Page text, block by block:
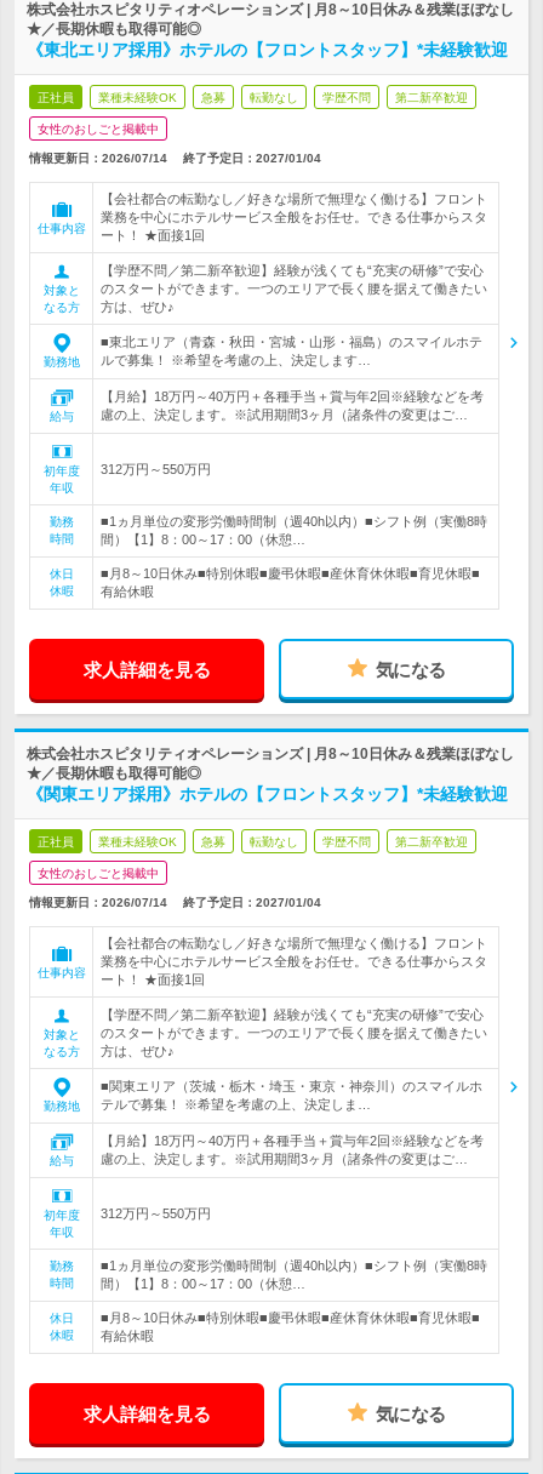
株式会社ホスピタリティオペレーションズ | 月8～10日休み＆残業ほぼなし
★／長期休暇も取得可能◎
《東北エリア採用》ホテルの【フロントスタッフ】*未経験歓迎
正社員 業種未経験OK 急募 転勤なし 学歴不問 第二新卒歓迎
女性のおしごと掲載中
情報更新日：2026/07/14 終了予定日： 2027/01/04
仕事内容
【会社都合の転勤なし／好きな場所で無理なく働ける】フロント
業務を中心にホテルサービス全般をお任せ。できる仕事からスタ
ート！ ★面接1回
対象と
なる方
【学歴不問／第二新卒歓迎】経験が浅くても“充実の研修”で安心
のスタートができます。一つのエリアで長く腰を据えて働きたい
方は、ぜひ♪
勤務地
■東北エリア（青森・秋田・宮城・山形・福島）のスマイルホテ
ルで募集！ ※希望を考慮の上、決定します…
給与
【月給】18万円～40万円＋各種手当＋賞与年2回※経験などを考
慮の上、決定します。※試用期間3ヶ月（諸条件の変更はご…
初年度
年収
312万円～550万円
勤務
時間
■1ヵ月単位の変形労働時間制（週40h以内）■シフト例（実働8時
間）【1】8：00～17：00（休憩…
休日
休暇
■月8～10日休み■特別休暇■慶弔休暇■産休育休休暇■育児休暇■
有給休暇
求人詳細を見る 気になる
株式会社ホスピタリティオペレーションズ | 月8～10日休み＆残業ほぼなし
★／長期休暇も取得可能◎
《関東エリア採用》ホテルの【フロントスタッフ】*未経験歓迎
正社員 業種未経験OK 急募 転勤なし 学歴不問 第二新卒歓迎
女性のおしごと掲載中
情報更新日：2026/07/14 終了予定日： 2027/01/04
仕事内容
【会社都合の転勤なし／好きな場所で無理なく働ける】フロント
業務を中心にホテルサービス全般をお任せ。できる仕事からスタ
ート！ ★面接1回
対象と
なる方
【学歴不問／第二新卒歓迎】経験が浅くても“充実の研修”で安心
のスタートができます。一つのエリアで長く腰を据えて働きたい
方は、ぜひ♪
勤務地
■関東エリア（茨城・栃木・埼玉・東京・神奈川）のスマイルホ
テルで募集！ ※希望を考慮の上、決定しま…
給与
【月給】18万円～40万円＋各種手当＋賞与年2回※経験などを考
慮の上、決定します。※試用期間3ヶ月（諸条件の変更はご…
初年度
年収
312万円～550万円
勤務
時間
■1ヵ月単位の変形労働時間制（週40h以内）■シフト例（実働8時
間）【1】8：00～17：00（休憩…
休日
休暇
■月8～10日休み■特別休暇■慶弔休暇■産休育休休暇■育児休暇■
有給休暇
求人詳細を見る 気になる